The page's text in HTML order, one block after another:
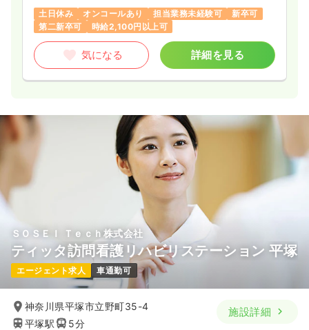
土日休み
オンコールあり 担当業務未経験可
新卒可
第二新卒可
時給2,100円以上可
気になる 詳細を見る
ＳＯＳＥＩ Ｔｅｃｈ株式会社
ティッタ訪問看護リハビリステーション 平塚
エージェント求人 車通勤可
神奈川県平塚市立野町35-4
平塚駅
5分
施設詳細